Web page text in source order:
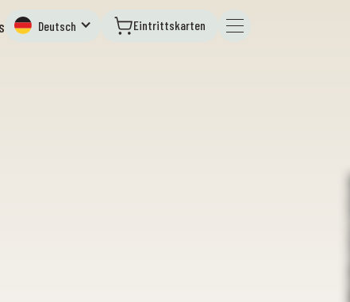
Deutsch Eintrittskarten